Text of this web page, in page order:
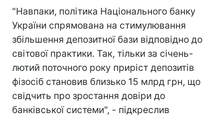
"Навпаки, політика Національного банку
України спрямована на стимулювання
збільшення депозитної бази відповідно до
світової практики. Так, тільки за січень-
лютий поточного року приріст депозитів
фізосіб становив близько 15 млрд грн, що
свідчить про зростання довіри до
банківської системи", - підкреслив